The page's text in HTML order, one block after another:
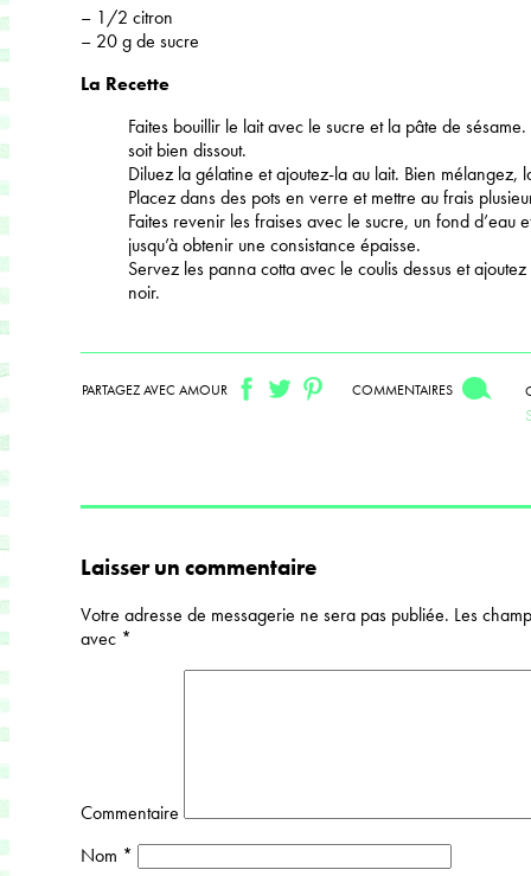
– 1/2 citron
– 20 g de sucre
La Recette
Faites bouillir le lait avec le sucre et la pâte de
soit bien dissout.
Diluez la gélatine et ajoutez-la au lait. Bien mélangez,
Placez dans des pots en verre et mettre au frais
Faites revenir les fraises avec le sucre, un fond d’eau
jusqu’à obtenir une consistance épaisse.
Servez les panna cotta avec le coulis dessus et
noir.
PARTAGEZ AVEC AMOUR COMMENTAIRES
Laisser un commentaire
Votre adresse de messagerie ne sera pas publiée. Les
avec *
Commentaire
Nom *